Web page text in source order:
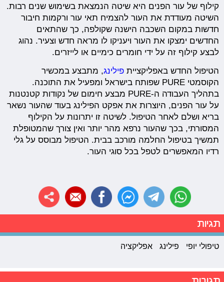
קילוף של עור הפנים היא שיטה הנמצאת בשימוש שנים רבות.
השיטה מעודדת את העור להצמיח תאי עור ורקמות חיבור
חדשות במקום השכבה הישנה שקולפה, כך שהתאים
החדשים ימצקו את העור ויעניקו לו מראה חדש וצעיר. נהוג
לבצע קילוף זה על ידי חומרים כימיים או לייזרים.
הטיפול החדש באפליקצייתפילינג, מתבצע במכשיר
הקוסמטי PURE שפותח בישראל ומפעיל את התוכנה.
בתהליך העבודה ה-PURE מבצע חימום של נקודות קטנטנות
על עור הפנים, היוצרות את אפקט הפילינג בעוד שהעור נשאר
בריא ושלם לאחר הטיפול. לשיטה זו יתרונות על הקילוף
המסורתי, בכך שהעור נרפא מהר יותר ואין צורך שהמטופלת
תמשיך בטיפול החלמה מורכב בבית. הטיפול מבוסס על גלי
רדיו המאפשרים לטפל בכל סוגי העור.
תגיות
טיפולי יופי פילינג אפליקציה